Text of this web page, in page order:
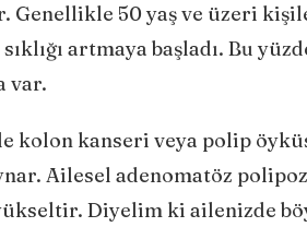
Genellikle 50 yaş ve üzeri
artmaya başladı. Bu
var.
kolon kanseri veya polip
Ailesel adenomatöz
Diyelim ki ailenizde